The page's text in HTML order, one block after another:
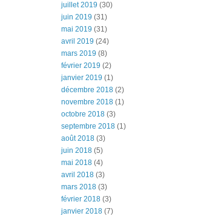
juillet 2019 (30)
juin 2019 (31)
mai 2019 (31)
avril 2019 (24)
mars 2019 (8)
février 2019 (2)
janvier 2019 (1)
décembre 2018 (2)
novembre 2018 (1)
octobre 2018 (3)
septembre 2018 (1)
août 2018 (3)
juin 2018 (5)
mai 2018 (4)
avril 2018 (3)
mars 2018 (3)
février 2018 (3)
janvier 2018 (7)